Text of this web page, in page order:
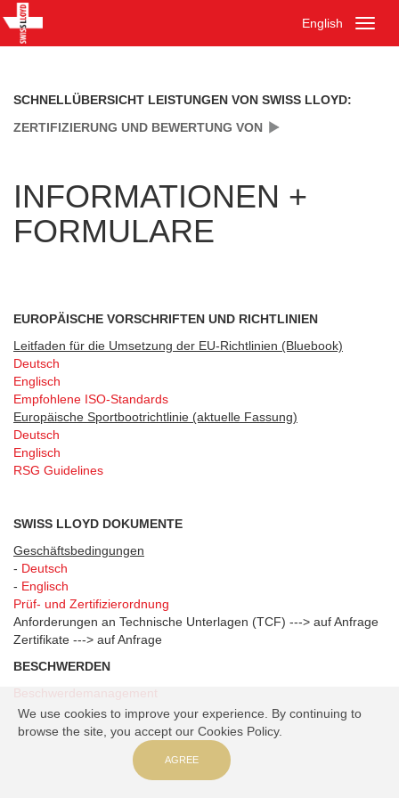
English
SCHNELLÜBERSICHT LEISTUNGEN VON SWISS LLOYD:
ZERTIFIZIERUNG UND BEWERTUNG VON
INFORMATIONEN +
FORMULARE
EUROPÄISCHE VORSCHRIFTEN UND RICHTLINIEN
Leitfaden für die Umsetzung der EU-Richtlinien (Bluebook)
Deutsch
Englisch
Empfohlene ISO-Standards
Europäische Sportbootrichtlinie (aktuelle Fassung)
Deutsch
Englisch
RSG Guidelines
SWISS LLOYD DOKUMENTE
Geschäftsbedingungen
- Deutsch
- Englisch
Prüf- und Zertifizierordnung
Anforderungen an Technische Unterlagen (TCF) ---> auf Anfrage
Zertifikate ---> auf Anfrage
BESCHWERDEN
We use cookies to improve your experience. By continuing to
browse the site, you accept our Cookies Policy.
AGREE